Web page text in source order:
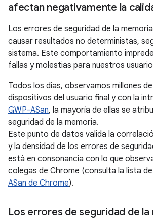
afectan negativamente la
Los errores de seguridad de la
causar resultados no deterministas,
sistema. Este comportamiento
fallas y molestias para nuestros
Todos los días, observamos millones
dispositivos del usuario final y con la
GWP-ASan, la mayoría de ellas se
seguridad de la memoria.
Este punto de datos valida la
y la densidad de los errores de
está en consonancia con lo que
colegas de Chrome (consulta la lista
ASan de Chrome).
Los errores de seguridad de